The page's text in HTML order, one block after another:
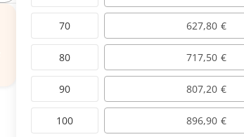
70
80
90
100
627,80 €
717,50 €
807,20 €
896,90 €